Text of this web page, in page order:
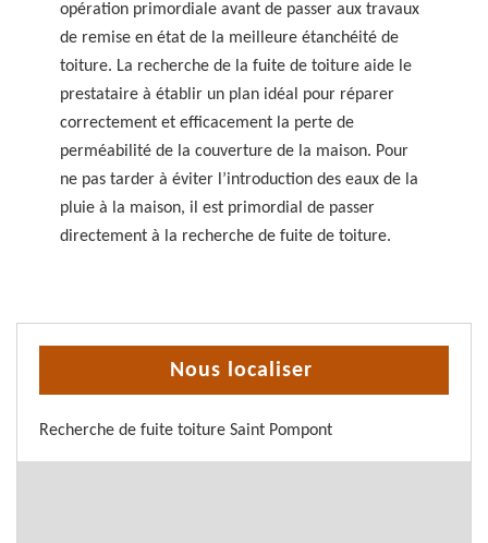
opération primordiale avant de passer aux travaux
de remise en état de la meilleure étanchéité de
toiture. La recherche de la fuite de toiture aide le
prestataire à établir un plan idéal pour réparer
correctement et efficacement la perte de
perméabilité de la couverture de la maison. Pour
ne pas tarder à éviter l’introduction des eaux de la
pluie à la maison, il est primordial de passer
directement à la recherche de fuite de toiture.
Nous localiser
Recherche de fuite toiture Saint Pompont